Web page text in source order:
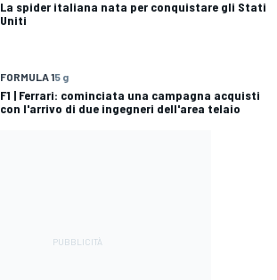
La spider italiana nata per conquistare gli Stati
Uniti
FORMULA 15 g
F1 | Ferrari: cominciata una campagna acquisti
con l'arrivo di due ingegneri dell'area telaio